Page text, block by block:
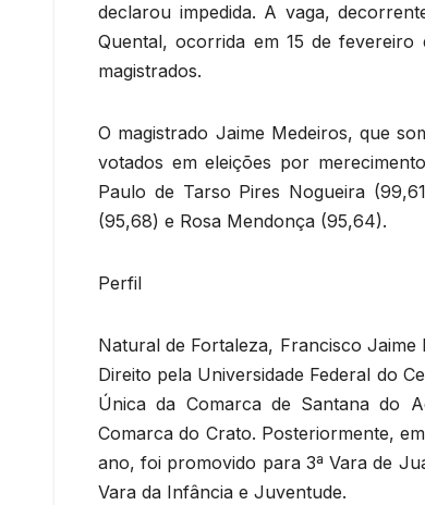
declarou impedida. A vaga,
Quental, ocorrida em 15 de
magistrados.
O magistrado Jaime Medeiros, que
votados em eleições por
Paulo de Tarso Pires Nogueira
(95,68) e Rosa Mendonça (95,64).
Perfil
Natural de Fortaleza, Francisco
Direito pela Universidade Federal do
Única da Comarca de Santana do
Comarca do Crato. Posteriormente,
ano, foi promovido para 3ª Vara de
Vara da Infância e Juventude.